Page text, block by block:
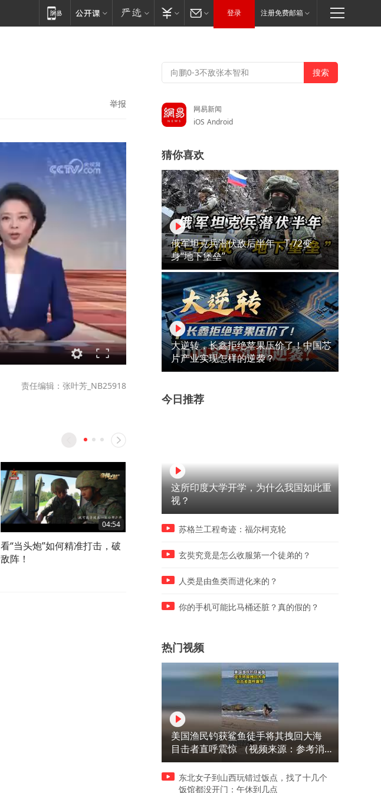
登录 注册免费邮箱
举报
责任编辑：张叶芳_NB25918
04:54
看“当头炮”如何精准打击，破
敌阵！
02:34
千亿级消费新活力？
网易新闻
iOS Android
猜你喜欢
俄军坦克兵潜伏敌后半年，T-72变
身“地下堡垒”
大逆转，长鑫拒绝苹果压价了！中国芯
片产业实现怎样的逆袭？
今日推荐
这所印度大学开学，为什么我国如此重
视？
苏格兰工程奇迹：福尔柯克轮
玄奘究竟是怎么收服第一个徒弟的？
人类是由鱼类而进化来的？
你的手机可能比马桶还脏？真的假的？
热门视频
美国渔民钓获鲨鱼徒手将其拽回大海
目击者直呼震惊 （视频来源：参考消
息）
东北女子到山西玩错过饭点，找了十几个
饭馆都没开门：午休到几点